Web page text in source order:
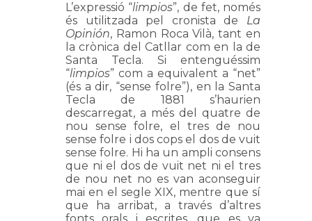
L’expressió “limpios”, de fet, només
és utilitzada pel cronista de La
Opinión, Ramon Roca Vilà, tant en
la crònica del Catllar com en la de
Santa Tecla. Si entenguéssim
“limpios” com a equivalent a “net”
(és a dir, “sense folre”), en la Santa
Tecla de 1881 s’haurien
descarregat, a més del quatre de
nou sense folre, el tres de nou
sense folre i dos cops el dos de vuit
sense folre. Hi ha un ampli consens
que ni el dos de vuit net ni el tres
de nou net no es van aconseguir
mai en el segle XIX, mentre que sí
que ha arribat, a través d’altres